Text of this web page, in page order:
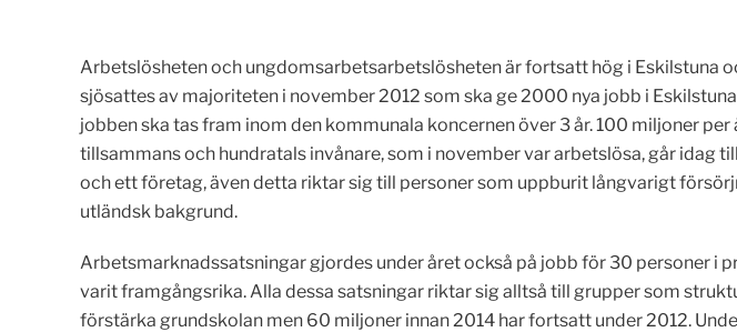
Arbetslösheten och ungdomsarbetsarbetslösheten är fortsatt hög i Eskilstuna
sjösattes av majoriteten i november 2012 som ska ge 2000 nya jobb i
jobben ska tas fram inom den kommunala koncernen över 3 år. 100 miljoner
tillsammans och hundratals invånare, som i november var arbetslösa, går
och ett företag, även detta riktar sig till personer som uppburit långvarigt
utländsk bakgrund.
Arbetsmarknadssatsningar gjordes under året också på jobb för 30 personer
varit framgångsrika. Alla dessa satsningar riktar sig alltså till grupper som
förstärka grundskolan men 60 miljoner innan 2014 har fortsatt under 2012.